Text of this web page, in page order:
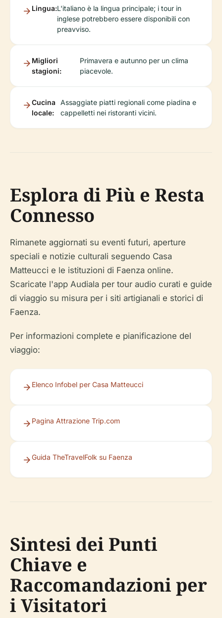
Lingua:L'italiano è la lingua principale; i tour in
inglese potrebbero essere disponibili con
preavviso.
Migliori
stagioni:
Primavera e autunno per un clima
piacevole.
Cucina
locale:
Assaggiate piatti regionali come piadina e
cappelletti nei ristoranti vicini.
Esplora di Più e Resta
Connesso
Rimanete aggiornati su eventi futuri, aperture
speciali e notizie culturali seguendo Casa
Matteucci e le istituzioni di Faenza online.
Scaricate l'app Audiala per tour audio curati e guide
di viaggio su misura per i siti artigianali e storici di
Faenza.
Per informazioni complete e pianificazione del
viaggio:
Elenco Infobel per Casa Matteucci
Pagina Attrazione Trip.com
Guida TheTravelFolk su Faenza
Sintesi dei Punti
Chiave e
Raccomandazioni per
i Visitatori